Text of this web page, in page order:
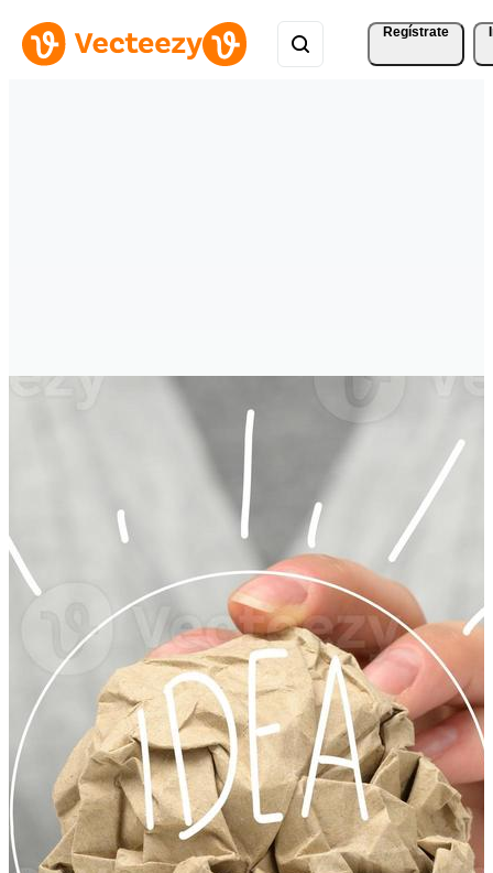
Regístrate